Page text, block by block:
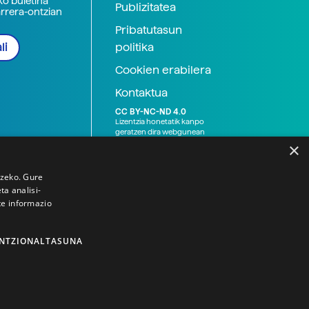
ontzian
Publizitatea
Pribatutasun
politika
Cookien erabilera
Kontaktua
CC BY-NC-ND 4.0
Lizentzia honetatik kanpo
geratzen dira webgunean
×
Gure
analisi-
informazio